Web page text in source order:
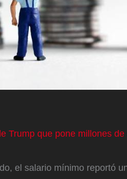
Trump que pone millones
el salario mínimo reportó